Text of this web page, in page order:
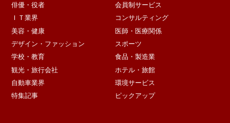
俳優・役者
会員制サービス
ＩＴ業界
コンサルティング
美容・健康
医師・医療関係
デザイン・ファッション
スポーツ
学校・教育
食品・製造業
観光・旅行会社
ホテル・旅館
自動車業界
環境サービス
特集記事
ピックアップ